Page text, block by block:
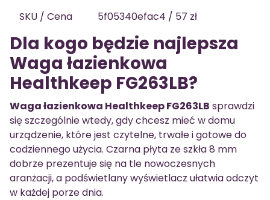
SKU / Cena
5f05340efac4 / 57 zł
Dla kogo będzie najlepsza
Waga łazienkowa
Healthkeep FG263LB?
Waga łazienkowa Healthkeep FG263LB sprawdzi
się szczególnie wtedy, gdy chcesz mieć w domu
urządzenie, które jest czytelne, trwałe i gotowe do
codziennego użycia. Czarna płyta ze szkła 8 mm
dobrze prezentuje się na tle nowoczesnych
aranżacji, a podświetlany wyświetlacz ułatwia odczyt
w każdej porze dnia.